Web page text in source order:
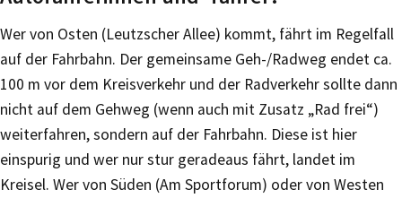
Wer von Osten (Leutzscher Allee) kommt, fährt im Regelfall
auf der Fahrbahn. Der gemeinsame Geh-/Radweg endet ca.
100 m vor dem Kreisverkehr und der Radverkehr sollte dann
nicht auf dem Gehweg (wenn auch mit Zusatz „Rad frei“)
weiterfahren, sondern auf der Fahrbahn. Diese ist hier
einspurig und wer nur stur geradeaus fährt, landet im
Kreisel. Wer von Süden (Am Sportforum) oder von Westen